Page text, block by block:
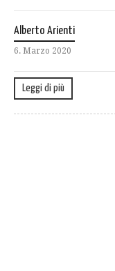
Alberto Arienti
6. Marzo 2020
Leggi di più